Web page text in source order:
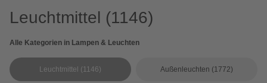
Leuchtmittel (1146)
Alle Kategorien in Lampen & Leuchten
Leuchtmittel (1146) Außenleuchten (1772)